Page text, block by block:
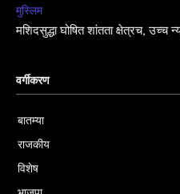
मुस्लिम
मशिदसुद्धा घोषित शांतता क्षेत्रच, उच्च
वर्गीकरण
बातम्या
राजकीय
विशेष